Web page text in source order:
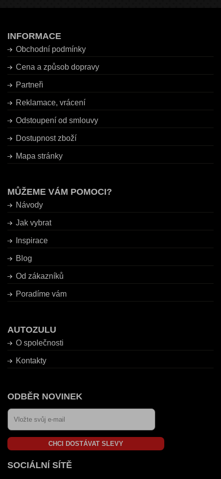
INFORMACE
Obchodní podmínky
Cena a způsob dopravy
Partneři
Reklamace, vrácení
Odstoupení od smlouvy
Dostupnost zboží
Mapa stránky
MŮŽEME VÁM POMOCI?
Návody
Jak vybrat
Inspirace
Blog
Od zákazníků
Poradíme vám
AUTOZULU
O společnosti
Kontakty
ODBĚR NOVINEK
CHCI DOSTÁVAT SLEVY
SOCIÁLNÍ SÍTĚ